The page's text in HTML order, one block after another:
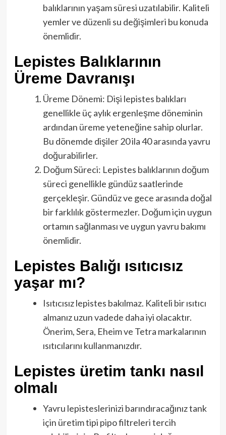
balıklarının yaşam süresi uzatılabilir. Kaliteli
yemler ve düzenli su değişimleri bu konuda
önemlidir.
Lepistes Balıklarının
Üreme Davranışı
Üreme Dönemi: Dişi lepistes balıkları
genellikle üç aylık ergenleşme döneminin
ardından üreme yeteneğine sahip olurlar.
Bu dönemde dişiler 20 ila 40 arasında yavru
doğurabilirler.
Doğum Süreci: Lepistes balıklarının doğum
süreci genellikle gündüz saatlerinde
gerçekleşir. Gündüz ve gece arasında doğal
bir farklılık göstermezler. Doğum için uygun
ortamın sağlanması ve uygun yavru bakımı
önemlidir.
Lepistes Balığı ısıtıcısız
yaşar mı?
Isıtıcısız lepistes bakılmaz. Kaliteli bir ısıtıcı
almanız uzun vadede daha iyi olacaktır.
Önerim, Sera, Eheim ve Tetra markalarının
ısıtıcılarını kullanmanızdır.
Lepistes üretim tankı nasıl
olmalı
Yavru lepisteslerinizi barındıracağınız tank
için üretim tipi pipo filtreleri tercih